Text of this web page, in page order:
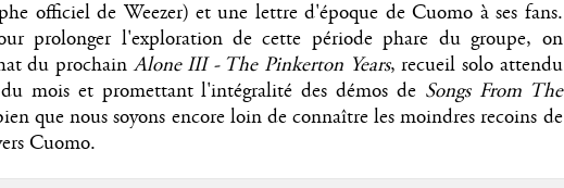
officiel de Weezer) et une lettre d'époque de Cuomo à ses fans.
prolonger l'exploration de cette période phare du groupe, on
du prochainAlone III - The Pinkerton Years, recueil solo attendu
mois et promettant l'intégralité des démos de Songs From The
que nous soyons encore loin de connaître les moindres recoins de
Cuomo.